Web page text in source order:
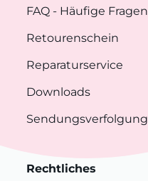
FAQ - Häufige Fragen
Retourenschein
Reparaturservice
Downloads
Sendungsverfolgung
Rechtliches